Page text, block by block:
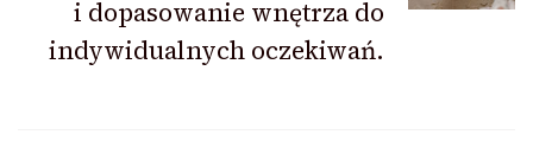
i dopasowanie wnętrza do
indywidualnych oczekiwań.